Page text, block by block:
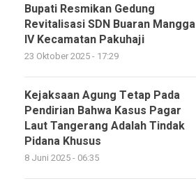
Bupati Resmikan Gedung
Revitalisasi SDN Buaran Mangga
IV Kecamatan Pakuhaji
23 Oktober 2025 - 17:29
Kejaksaan Agung Tetap Pada
Pendirian Bahwa Kasus Pagar
Laut Tangerang Adalah Tindak
Pidana Khusus
8 Juni 2025 - 06:35